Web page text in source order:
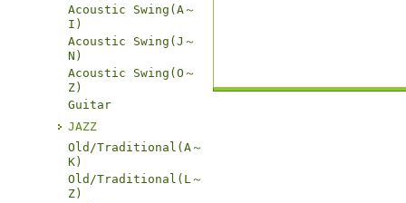
Acoustic Swing(A～
I)
Acoustic Swing(J～
N)
Acoustic Swing(O～
Z)
Guitar
JAZZ
Old/Traditional(A～
K)
Old/Traditional(L～
Z)